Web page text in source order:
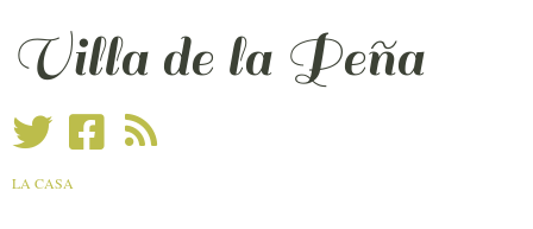
Villa de la Peña
LA CASA